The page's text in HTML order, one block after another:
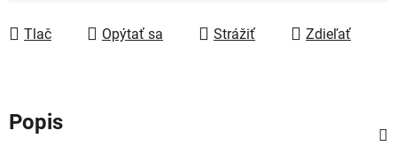
Tlač Opýtať sa Strážiť Zdieľať
Popis